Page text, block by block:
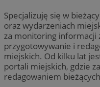
Specjalizuję się w
oraz wydarzeniach
za monitoring informacji
przygotowywanie i
miejskich. Od kilku lat
portali miejskich, gdzie
redagowaniem